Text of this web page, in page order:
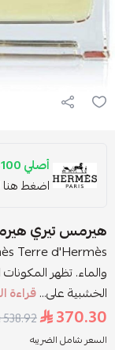
أصلي 100%
اضغط هنا
هيرمس تيري هيرمس
والماء. تظهر
الخشبية على...قراءة
370.30
538.92
السعر شامل الضريبه